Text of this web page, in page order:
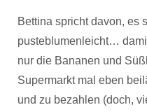
Bettina spricht davon, es
pusteblumenleicht…
nur die Bananen und
Supermarkt mal eben
und zu bezahlen (doch,